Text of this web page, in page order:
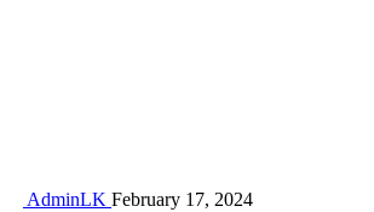
AdminLK February 17, 2024